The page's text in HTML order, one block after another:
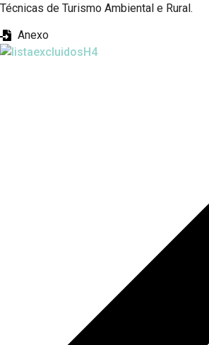
Técnicas de Turismo Ambiental e Rural.
Anexo